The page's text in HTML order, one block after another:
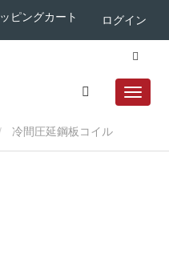
ログイン
冷間圧延鋼板コイル